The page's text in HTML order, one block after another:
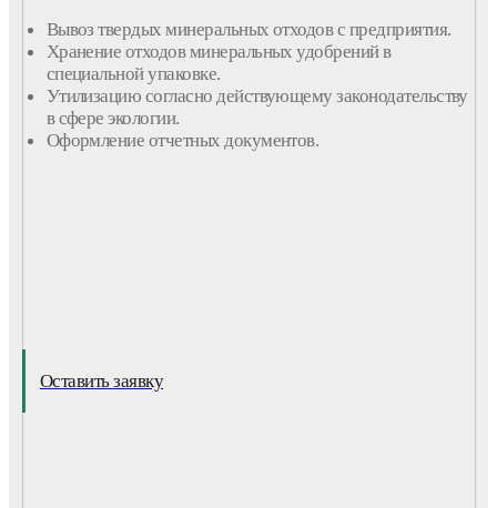
Вывоз твердых минеральных отходов с предприятия.
Хранение отходов минеральных удобрений в
специальной упаковке.
Утилизацию согласно действующему законодательству
в сфере экологии.
Оформление отчетных документов.
Оставить заявку